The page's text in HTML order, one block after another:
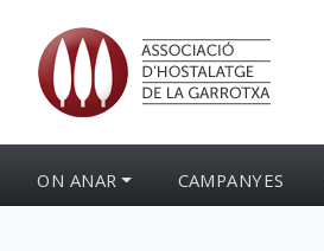
ON ANAR CAMPANYES